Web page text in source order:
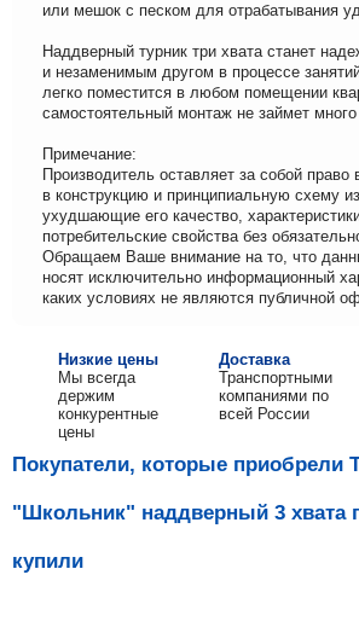
или мешок с песком для отрабатывания
Наддверный турник три хвата станет
и незаменимым другом в процессе
легко поместится в любом помещении
самостоятельный монтаж не займет
Примечание:
Производитель оставляет за собой право
в конструкцию и принципиальную схему
ухудшающие его качество,
потребительские свойства без
Обращаем Ваше внимание на то, что
носят исключительно информационный
каких условиях не являются публичной
Низкие цены
Мы всегда
держим
конкурентные
цены
Доставка
Транспортными
компаниями по
всей России
Покупатели, которые приобрели
"Школьник" наддверный 3 хвата
купили